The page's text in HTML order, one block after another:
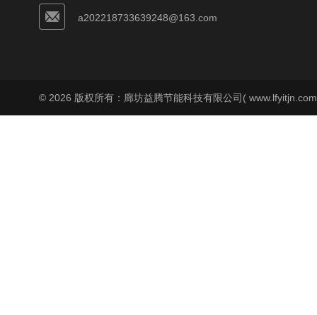
a202218733639248@163.com
© 2026 版权所有：廊坊益腾节能科技有限公司(